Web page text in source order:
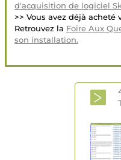
d'acquisition de logiciel
>> Vous avez déjà acheté
Retrouvez la Foire Aux
son installation.